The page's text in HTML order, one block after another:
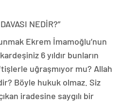
NEDİR?”
Ekrem İmamoğlu’nun
6 yıldır bunların
uğraşmıyor mu? Allah
Böyle hukuk olmaz. Siz
iradesine saygılı bir